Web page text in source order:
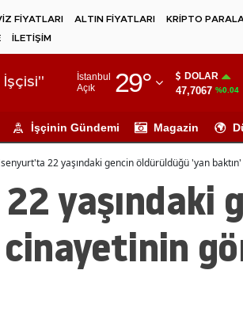
FİYATLARI ALTIN FİYATLARI KRİPTO
İLETİŞİM
İşçisi"
İstanbul
Açık
29°
Adıyaman
Ağrı
Ankara
Antalya
DOLAR
47,7067 %0.04
İşçinin Gündemi Magazin
22 yaşındaki gencin öldürüldüğü 'yan
yaşındaki
cinayetinin